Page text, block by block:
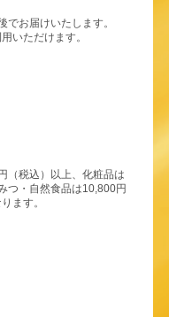
でお届けいたします。
いただけます。
（税込）以上、化粧品は
つ・自然食品は10,800円
ます。